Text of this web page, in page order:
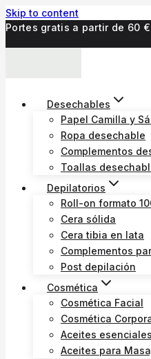
Skip to content
Portes gratis a partir de 60 €
Desechables
Papel Camilla y
Ropa desechable
Complementos
Toallas
Depilatorios
Roll-on formato
Cera sólida
Cera tibia en lata
Complementos
Post depilación
Cosmética
Cosmética Facial
Cosmética
Aceites esenciales
Aceites para